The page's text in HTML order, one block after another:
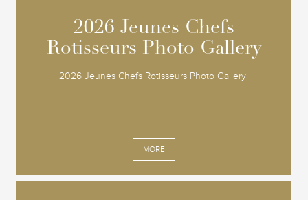
2026 Jeunes Chefs
Rotisseurs Photo Gallery
2026 Jeunes Chefs Rotisseurs Photo Gallery
MORE
2026 Jeunes Chefs
Rotisseurs Photo Gallery